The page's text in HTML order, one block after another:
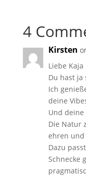
4
Kirsten
Liebe Kaja
Du hast ja
Ich
deine
Und
Die Natur
ehren und
Dazu
Schnecke